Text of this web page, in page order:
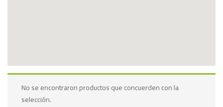
No se encontraron productos que concuerden con la
selección.